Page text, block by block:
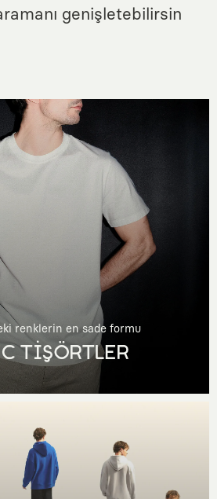
genişletebilirsin
renklerin en sade formu
TİŞÖRTLER